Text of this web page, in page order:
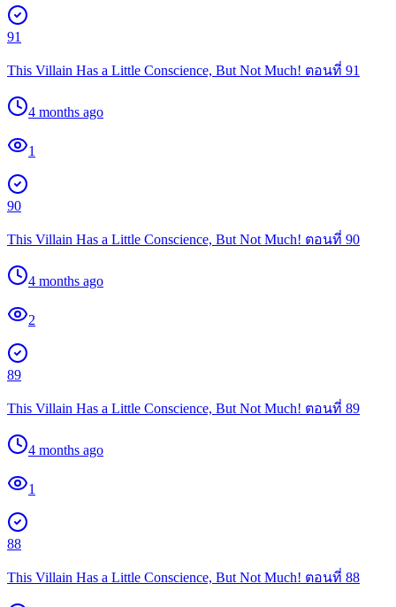
91
This Villain Has a Little Conscience, But Not Much! ตอนที่ 91
4 months ago
1
90
This Villain Has a Little Conscience, But Not Much! ตอนที่ 90
4 months ago
2
89
This Villain Has a Little Conscience, But Not Much! ตอนที่ 89
4 months ago
1
88
This Villain Has a Little Conscience, But Not Much! ตอนที่ 88